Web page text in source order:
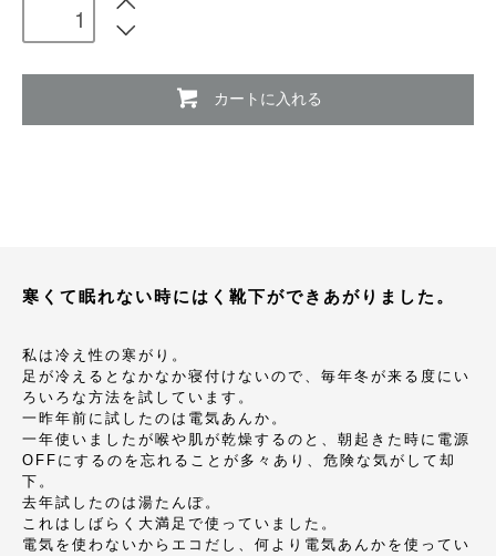
カートに入れる
寒くて眠れない時にはく靴下ができあがりました。
私は冷え性の寒がり。
足が冷えるとなかなか寝付けないので、毎年冬が来る度にい
ろいろな方法を試しています。
一昨年前に試したのは電気あんか。
一年使いましたが喉や肌が乾燥するのと、朝起きた時に電源
OFFにするのを忘れることが多々あり、危険な気がして却
下。
去年試したのは湯たんぽ。
これはしばらく大満足で使っていました。
電気を使わないからエコだし、何より電気あんかを使ってい